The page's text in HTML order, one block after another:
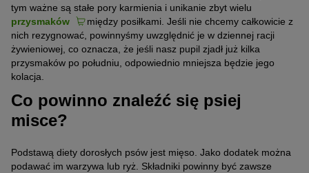
tym ważne są stałe pory karmienia i unikanie zbyt wielu
przysmaków
między posiłkami. Jeśli nie chcemy całkowicie z
nich rezygnować, powinnyśmy uwzględnić je w dziennej racji
żywieniowej, co oznacza, że jeśli nasz pupil zjadł już kilka
przysmaków po południu, odpowiednio mniejsza będzie jego
kolacja.
Co powinno znaleźć się psiej
misce?
Podstawą diety dorosłych psów jest mięso. Jako dodatek można
podawać im warzywa lub ryż. Składniki powinny być zawsze